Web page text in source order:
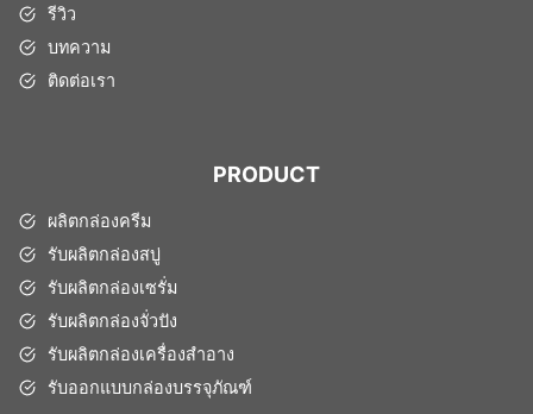
รีวิว
บทความ
ติดต่อเรา
PRODUCT
ผลิตกล่องครีม
รับผลิตกล่องสบู่
รับผลิตกล่องเซรั่ม
รับผลิตกล่องจั่วปัง
รับผลิตกล่องเครื่องสำอาง
รับออกแบบกล่องบรรจุภัณฑ์